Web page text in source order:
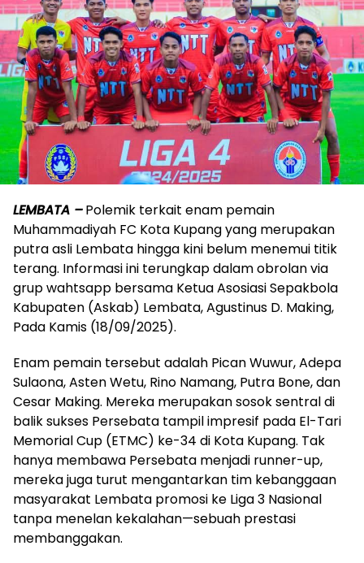
LEMBATA –Polemik terkait enam pemain
Muhammadiyah FC Kota Kupang yang merupakan
putra asli Lembata hingga kini belum menemui titik
terang. Informasi ini terungkap dalam obrolan via
grup wahtsapp bersama Ketua Asosiasi Sepakbola
Kabupaten (Askab) Lembata, Agustinus D. Making,
Pada Kamis (18/09/2025).
Enam pemain tersebut adalah Pican Wuwur, Adepa
Sulaona, Asten Wetu, Rino Namang, Putra Bone, dan
Cesar Making. Mereka merupakan sosok sentral di
balik sukses Persebata tampil impresif pada El-Tari
Memorial Cup (ETMC) ke-34 di Kota Kupang. Tak
hanya membawa Persebata menjadi runner-up,
mereka juga turut mengantarkan tim kebanggaan
masyarakat Lembata promosi ke Liga 3 Nasional
tanpa menelan kekalahan—sebuah prestasi
membanggakan.